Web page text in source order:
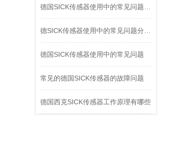
德国SICK传感器使用中的常见问题
常见的德国SICK传感器的故障问题
德国西克SICK传感器工作原理有哪些